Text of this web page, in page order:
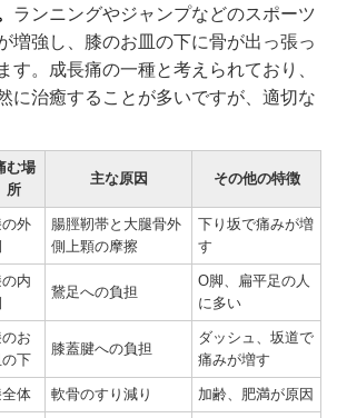
ランニングやジャンプなどのスポーツ
増強し、膝のお皿の下に骨が出っ張っ
す。成長痛の一種と考えられており、
に治癒することが多いですが、適切な
む場
所
主な原因 その他の特徴
の外
腸脛靭帯と大腿骨外
側上顆の摩擦
下り坂で痛みが増
す
の内
鵞足への負担
O脚、扁平足の人
に多い
のお
の下
膝蓋腱への負担
ダッシュ、坂道で
痛みが増す
全体 軟骨のすり減り 加齢、肥満が原因